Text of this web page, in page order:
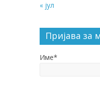
« јул
Пријава за
Име*